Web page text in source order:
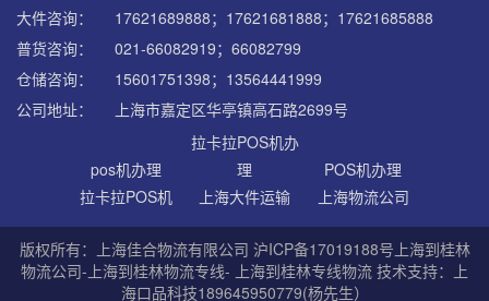
大件咨询：
17621689888；17621681888；17621685888
普货咨询：
021-66082919；66082799
仓储咨询：
15601751398；13564441999
公司地址：
上海市嘉定区华亭镇高石路2699号
pos机办理
拉卡拉POS机办
理
POS机办理
拉卡拉POS机
上海大件运输 上海物流公司
版权所有：上海佳合物流有限公司 沪ICP备17019188号 上海到桂林
物流公司-上海到桂林物流专线- 上海到桂林专线物流 技术支持：上
海口品科技189645950779(杨先生）